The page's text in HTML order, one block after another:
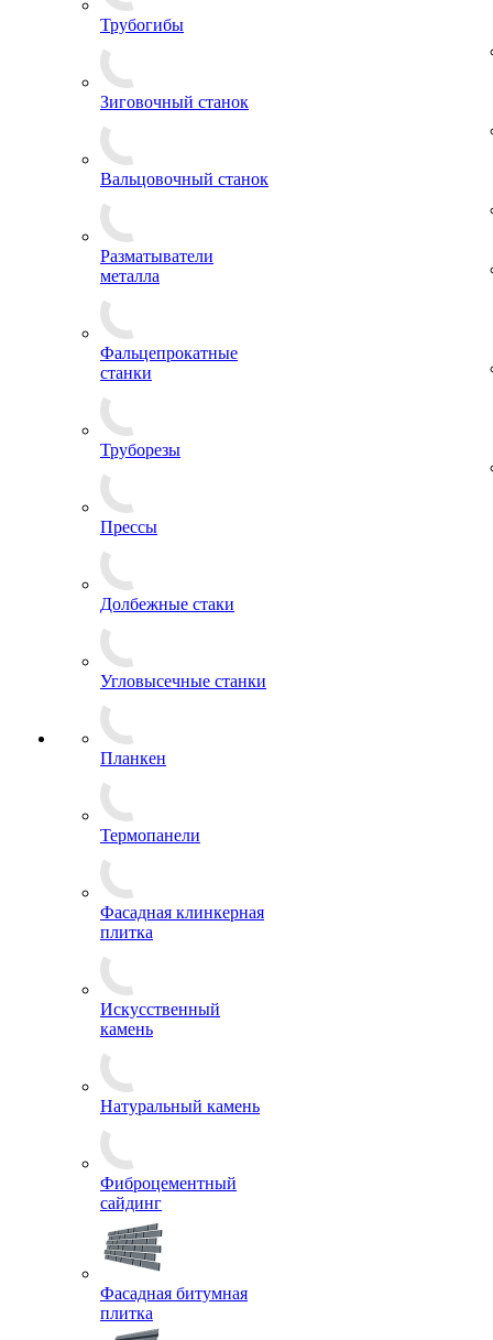
Трубогибы
Зиговочный станок
Вальцовочный станок
Разматыватели
металла
Фальцепрокатные
станки
Труборезы
Прессы
Долбежные стаки
Угловысечные станки
Планкен
Термопанели
Фасадная клинкерная
плитка
Искусственный
камень
Натуральный камень
Фиброцементный
сайдинг
Фасадная битумная
плитка